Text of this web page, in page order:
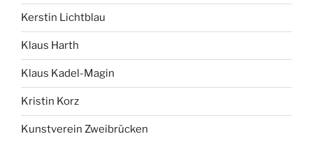
Kerstin Lichtblau
Klaus Harth
Klaus Kadel-Magin
Kristin Korz
Kunstverein Zweibrücken